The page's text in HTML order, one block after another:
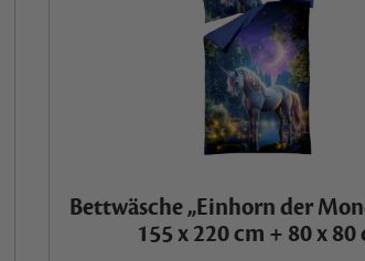
Bettwäsche „Einhorn der
155 x 220 cm + 80 x 80